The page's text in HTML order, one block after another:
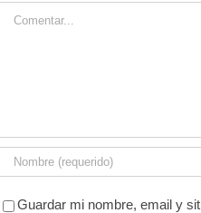
Guardar mi nombre, email y